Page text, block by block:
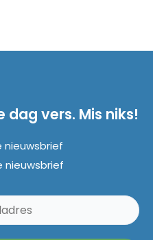
dag vers. Mis niks!
nieuwsbrief
nieuwsbrief